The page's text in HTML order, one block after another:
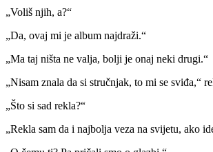
„Voliš njih, a?“
„Da, ovaj mi je album najdraži.“
„Ma taj ništa ne valja, bolji je onaj neki drugi.“
„Nisam znala da si stručnjak, to mi se sviđa,“
„Što si sad rekla?“
„Rekla sam da i najbolja veza na svijetu, ako